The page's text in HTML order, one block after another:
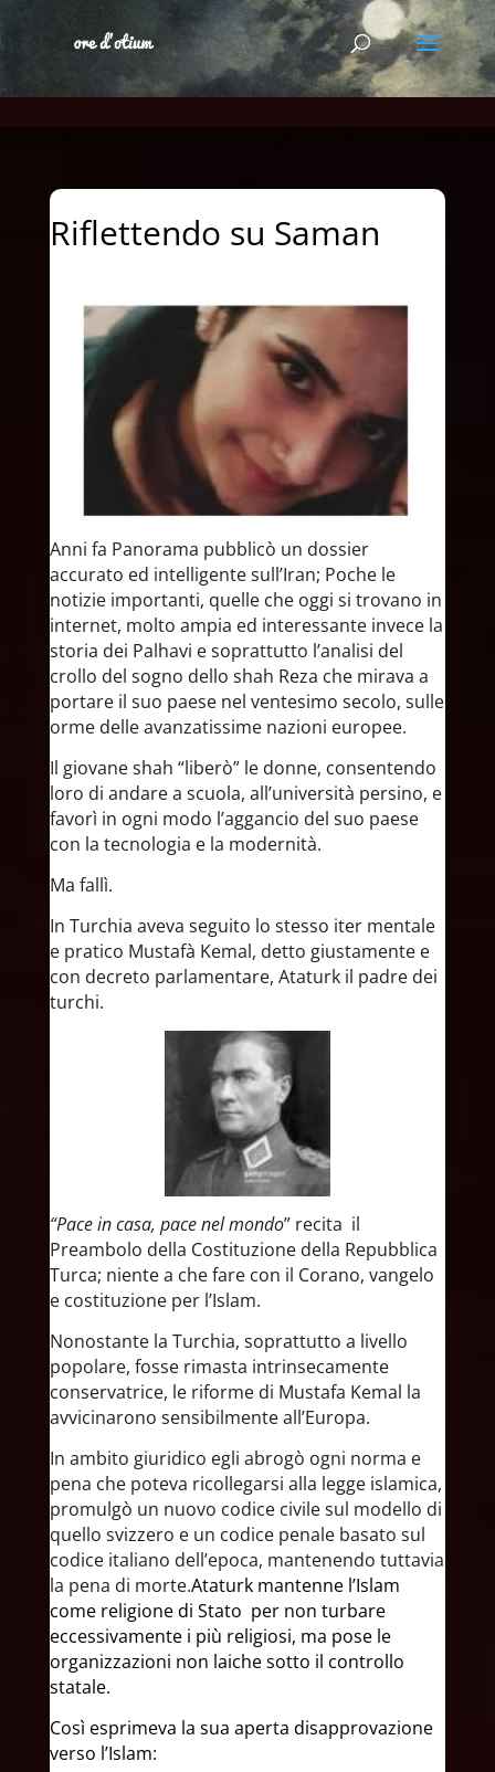
Riflettendo su Saman
Anni fa Panorama pubblicò un dossier
accurato ed intelligente sull’Iran; Poche le
notizie importanti, quelle che oggi si trovano in
internet, molto ampia ed interessante invece la
storia dei Palhavi e soprattutto l’analisi del
crollo del sogno dello shah Reza che mirava a
portare il suo paese nel ventesimo secolo, sulle
orme delle avanzatissime nazioni europee.
Il giovane shah “liberò” le donne, consentendo
loro di andare a scuola, all’università persino, e
favorì in ogni modo l’aggancio del suo paese
con la tecnologia e la modernità.
Ma fallì.
In Turchia aveva seguito lo stesso iter mentale
e pratico Mustafà Kemal, detto giustamente e
con decreto parlamentare, Ataturk il padre dei
turchi.
“Pace in casa, pace nel mondo” recita il
Preambolo della Costituzione della Repubblica
Turca; niente a che fare con il Corano, vangelo
e costituzione per l’Islam.
Nonostante la Turchia, soprattutto a livello
popolare, fosse rimasta intrinsecamente
conservatrice, le riforme di Mustafa Kemal la
avvicinarono sensibilmente all’Europa.
In ambito giuridico egli abrogò ogni norma e
pena che poteva ricollegarsi alla legge islamica,
promulgò un nuovo codice civile sul modello di
quello svizzero e un codice penale basato sul
codice italiano dell’epoca, mantenendo tuttavia
la pena di morte.​Ataturk mantenne l’Islam
come religione di Stato per non turbare
eccessivamente i più religiosi, ma pose le
organizzazioni non laiche sotto il controllo
statale. ​
Così esprimeva la sua aperta disapprovazione
verso l’Islam: